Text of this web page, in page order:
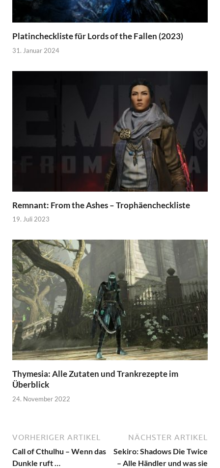
Platincheckliste für Lords of the Fallen (2023)
31. Januar 2024
Remnant: From the Ashes – Trophäencheckliste
19. Juli 2023
Thymesia: Alle Zutaten und Trankrezepte im
Überblick
24. November 2022
VORHERIGER ARTIKEL
Call of Cthulhu – Wenn das
Dunkle ruft …
NÄCHSTER ARTIKEL
Sekiro: Shadows Die Twice
– Alle Händler und was sie